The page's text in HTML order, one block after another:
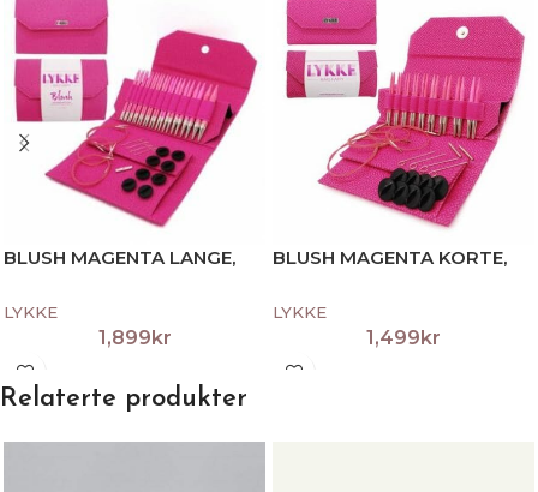
BLUSH MAGENTA LANGE,
LYKKE
1,899kr
BLUSH MAGENTA KORTE,
LYKKE
1,499kr
Relaterte produkter